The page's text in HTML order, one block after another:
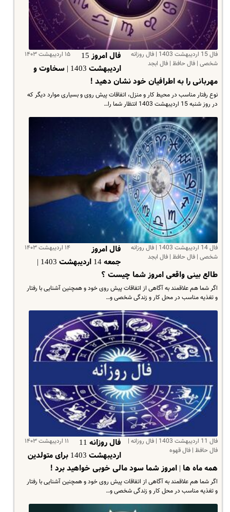
فال 15 اردیبهشت 1403 | فال روزانه
شخصی | فال حافظ | فال ابجد
۱۵ اردیبهشت ۱۴۰۳
فال امروز 15
اردیبهشت 1403 | سخاوت و
مهربانی را به اطرافیان خود نشان دهید !
نوع رفتار مناسب در محیط کار و منزل، اتفاقات پیش روی و بسیاری موارد دیگر که
در روز شنبه 15 اردیبهشت 1403 انتظار شما را…
فال 14 اردیبهشت 1403 | فال روزانه
شخصی | فال حافظ | فال ابجد
۱۴ اردیبهشت ۱۴۰۳
فال امروز
جمعه 14 اردیبهشت 1403 |
طالع بینی واقعی امروز شما چیست ؟
اگر شما هم علاقمند به آگاهی از اتفاقات پیش روی خود و همچنین آشنایی با رفتار
و تغذیه مناسب در محل کار و زندگی شخصی و…
فال 11 اردیبهشت 1403 | فال روزانه |
فال حافظ | فال قهوه
۱۱ اردیبهشت ۱۴۰۳
فال روزانه 11
اردیبهشت 1403 برای متولدین
همه ماه ها | امروز شما سود مالی خوبی خواهید برد !
اگر شما هم علاقمند به آگاهی از اتفاقات پیش روی خود و همچنین آشنایی با رفتار
و تغذیه مناسب در محل کار و زندگی شخصی و…